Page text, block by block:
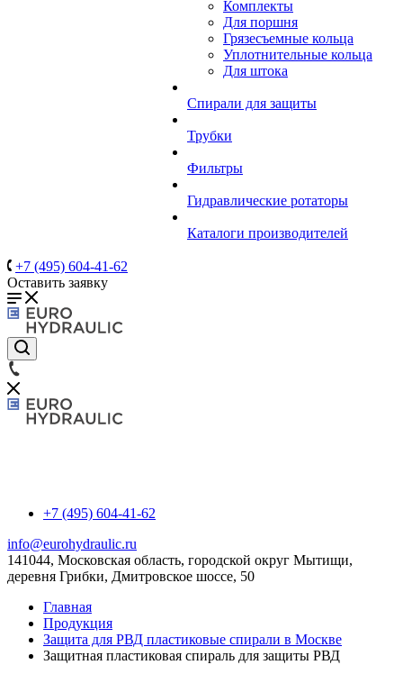
Комплекты
Для поршня
Грязесъемные кольца
Уплотнительные кольца
Для штока
Спирали для защиты
Трубки
Фильтры
Гидравлические ротаторы
Каталоги производителей
+7 (495) 604-41-62
Оставить заявку
+7 (495) 604-41-62
info@eurohydraulic.ru
141044, Московская область, городской округ Мытищи,
деревня Грибки, Дмитровское шоссе, 50
Главная
Продукция
Защита для РВД пластиковые спирали в Москве
Защитная пластиковая спираль для защиты РВД